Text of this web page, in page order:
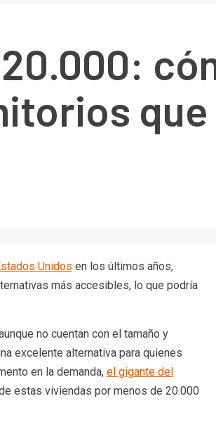
que
Unidos en los últimos años,
más accesibles, lo que podría
no cuentan con el tamaño y
excelente alternativa para quienes
en la demanda, el gigante del
estas viviendas por menos de 20.000